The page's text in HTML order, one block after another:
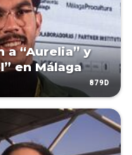
a “Aurelia” y
en Málaga
879D